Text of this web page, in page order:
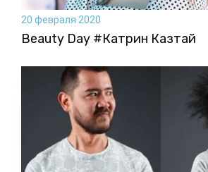
20 февраля 2020
Beauty Day #Катрин Казтай